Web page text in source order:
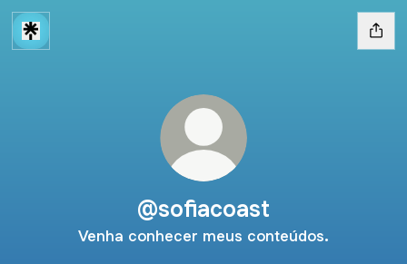
@sofiacoast
Venha conhecer meus conteúdos.